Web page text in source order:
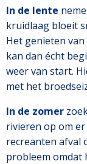
In de lente
kruidlaag bloeit
Het genieten
kan dan écht
weer van start.
met het
In de zomer
rivieren op om
recreanten afval
probleem omdat